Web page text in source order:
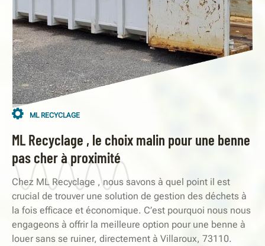
ML RECYCLAGE
ML Recyclage , le choix malin pour une benne
pas cher à proximité
Chez ML Recyclage , nous savons à quel point il est
crucial de trouver une solution de gestion des déchets à
la fois efficace et économique. C’est pourquoi nous nous
engageons à offrir la meilleure option pour une benne à
louer sans se ruiner, directement à Villaroux, 73110.